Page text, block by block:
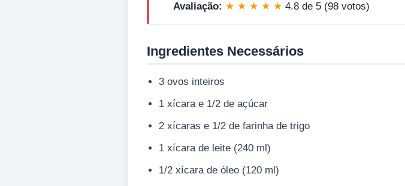
Avaliação: ★ ★ ★ ★ ★ 4.8 de 5 (98 votos)
Ingredientes Necessários
3 ovos inteiros
1 xícara e 1/2 de açúcar
2 xícaras e 1/2 de farinha de trigo
1 xícara de leite (240 ml)
1/2 xícara de óleo (120 ml)